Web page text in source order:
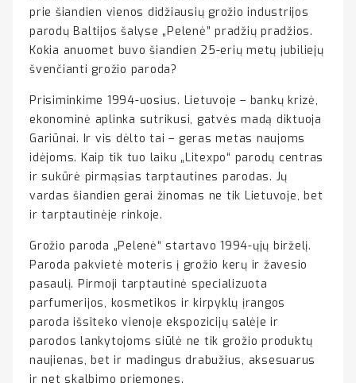
prie šiandien vienos didžiausių grožio industrijos
parodų Baltijos šalyse „Pelenė” pradžių pradžios.
Kokia anuomet buvo šiandien 25-erių metų jubiliejų
švenčianti grožio paroda?
Prisiminkime 1994-uosius. Lietuvoje – bankų krizė,
ekonominė aplinka sutrikusi, gatvės madą diktuoja
Gariūnai. Ir vis dėlto tai – geras metas naujoms
idėjoms. Kaip tik tuo laiku „Litexpo“ parodų centras
ir sukūrė pirmąsias tarptautines parodas. Jų
vardas šiandien gerai žinomas ne tik Lietuvoje, bet
ir tarptautinėje rinkoje.
Grožio paroda „Pelenė“ startavo 1994-ųjų birželį.
Paroda pakvietė moteris į grožio kerų ir žavesio
pasaulį. Pirmoji tarptautinė specializuota
parfumerijos, kosmetikos ir kirpyklų įrangos
paroda išsiteko vienoje ekspozicijų salėje ir
parodos lankytojoms siūlė ne tik grožio produktų
naujienas, bet ir madingus drabužius, aksesuarus
ir net skalbimo priemones.